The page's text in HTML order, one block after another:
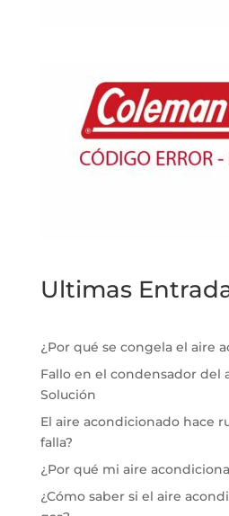
Ultimas
¿Por qué se congela el aire
Fallo en el condensador del
Solución
El aire acondicionado hace
falla?
¿Por qué mi aire
¿Cómo saber si el aire